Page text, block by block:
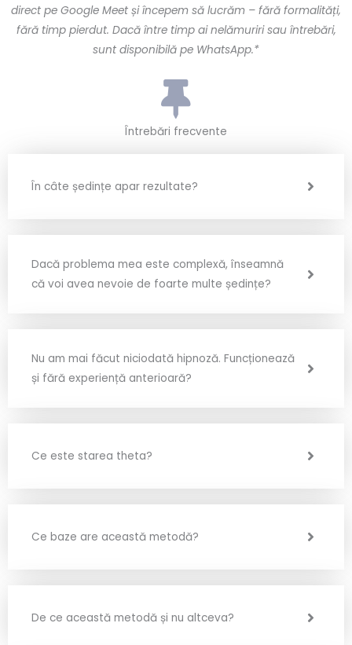
direct pe Google Meet și începem să lucrăm – fără formalități,
fără timp pierdut. Dacă între timp ai nelămuriri sau întrebări,
sunt disponibilă pe WhatsApp.*
Întrebări frecvente
În câte ședințe apar rezultate?
Dacă problema mea este complexă, înseamnă
că voi avea nevoie de foarte multe ședințe?
Nu am mai făcut niciodată hipnoză. Funcționează
și fără experiență anterioară?
Ce este starea theta?
Ce baze are această metodă?
De ce această metodă și nu altceva?